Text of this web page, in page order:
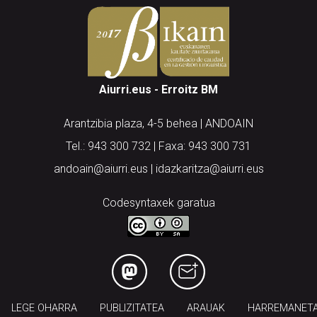
Aiurri.eus - Erroitz BM
Arantzibia plaza, 4-5 behea | ANDOAIN
Tel.: 943 300 732 | Faxa: 943 300 731
andoain@aiurri.eus | idazkaritza@aiurri.eus
Codesyntaxek garatua
LEGE OHARRA PUBLIZITATEA ARAUAK